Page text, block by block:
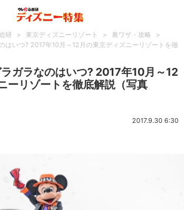
研 > 東京ディズニーリゾート > 裏ワザ・攻略
>
はいつ? 2017年10月～12月の東京ディズニーリゾートを徹
ラガラなのはいつ? 2017年10月～12
ーリゾートを徹底解説（写真
2017.9.30 6:30